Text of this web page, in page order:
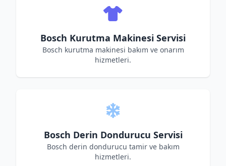
Bosch Kurutma Makinesi Servisi
Bosch kurutma makinesi bakım ve onarım
hizmetleri.
Bosch Derin Dondurucu Servisi
Bosch derin dondurucu tamir ve bakım
hizmetleri.